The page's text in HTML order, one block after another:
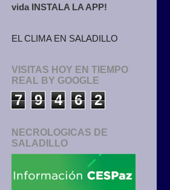
vida INSTALA LA APP!
EL CLIMA EN SALADILLO
VISITAS HOY EN TIEMPO
REAL BY GOOGLE
7 9 4 6 2
NECROLOGICAS DE
SALADILLO